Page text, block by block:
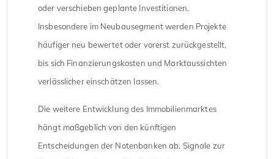
oder verschieben geplante Investitionen.
Insbesondere im Neubausegment werden Projekte
häufiger neu bewertet oder vorerst zurückgestellt,
bis sich Finanzierungskosten und Marktaussichten
verlässlicher einschätzen lassen.
Die weitere Entwicklung des Immobilienmarktes
hängt maßgeblich von den künftigen
Entscheidungen der Notenbanken ab. Signale zur